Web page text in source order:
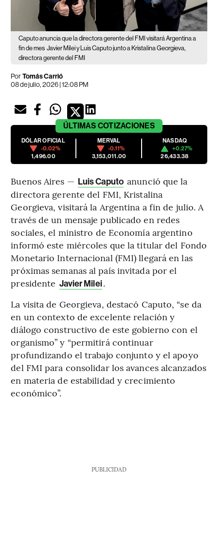
Caputo anuncia que la directora gerente del FMI visitará Argentina a
fin de mes Javier Milei y Luis Caputo junto a Kristalina Georgieva,
directora gerente del FMI
PorTomás Carrió
08 de julio, 2026 | 12:08 PM
ÚLTIMAS COTIZACIONES
DÓLAR OFICIAL
-0.02%
1,496.00
MERVAL
-0.11%
3,153,011.00
NASDAQ
+0.27%
26,433.38
Buenos Aires — Luis Caputo anunció que la
directora gerente del FMI, Kristalina
Georgieva, visitará la Argentina a fin de julio. A
través de un mensaje publicado en redes
sociales, el ministro de Economía argentino
informó este miércoles que la titular del Fondo
Monetario Internacional (FMI) llegará en las
próximas semanas al país invitada por el
presidente Javier Milei.
La visita de Georgieva, destacó Caputo, “se da
en un contexto de excelente relación y
diálogo constructivo de este gobierno con el
organismo” y “permitirá continuar
profundizando el trabajo conjunto y el apoyo
del FMI para consolidar los avances alcanzados
en materia de estabilidad y crecimiento
económico”.
PUBLICIDAD